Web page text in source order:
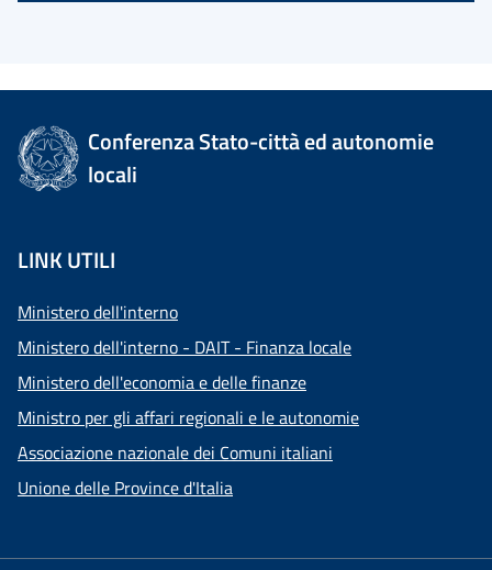
Conferenza Stato-città ed autonomie
locali
LINK UTILI
Ministero dell'interno
Ministero dell'interno - DAIT - Finanza locale
Ministero dell'economia e delle finanze
Ministro per gli affari regionali e le autonomie
Associazione nazionale dei Comuni italiani
Unione delle Province d'Italia